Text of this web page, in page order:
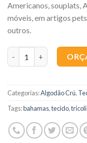
Americanos, souplats,
móveis, em artigos
outros.
Categorias:Algodão Crú,
Tags:bahamas,tecido,